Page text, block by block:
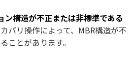
ン構造が不正または非標準である
バリ操作によって、MBR構造が不
ことがあります。